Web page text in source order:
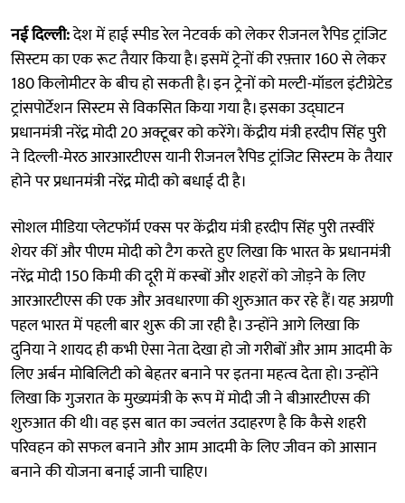
नई दिल्ली:देश में हाई स्पीड रेल नेटवर्क को लेकर रीजनल रैपिड ट्रांजिट
सिस्टम का एक रूट तैयार किया है। इसमें ट्रेनों की रफ़्तार 160 से लेकर
180 किलोमीटर के बीच हो सकती है। इन ट्रेनों को मल्टी-मॉडल इंटीग्रेटेड
ट्रांसपोर्टेशन सिस्टम से विकसित किया गया है। इसका उद्घाटन
प्रधानमंत्री नरेंद्र मोदी 20 अक्टूबर को करेंगे। केंद्रीय मंत्री हरदीप सिंह पुरी
ने दिल्ली-मेरठ आरआरटीएस यानी रीजनल रैपिड ट्रांजिट सिस्टम के तैयार
होने पर प्रधानमंत्री नरेंद्र मोदी को बधाई दी है।
सोशल मीडिया प्लेटफॉर्म एक्स पर केंद्रीय मंत्री हरदीप सिंह पुरी तस्वीरें
शेयर कीं और पीएम मोदी को टैग करते हुए लिखा कि भारत के प्रधानमंत्री
नरेंद्र मोदी 150 किमी की दूरी में कस्बों और शहरों को जोड़ने के लिए
आरआरटीएस की एक और अवधारणा की शुरुआत कर रहे हैं। यह अग्रणी
पहल भारत में पहली बार शुरू की जा रही है। उन्होंने आगे लिखा कि
दुनिया ने शायद ही कभी ऐसा नेता देखा हो जो गरीबों और आम आदमी के
लिए अर्बन मोबिलिटी को बेहतर बनाने पर इतना महत्व देता हो। उन्होंने
लिखा कि गुजरात के मुख्यमंत्री के रूप में मोदी जी ने बीआरटीएस की
शुरुआत की थी। वह इस बात का ज्वलंत उदाहरण है कि कैसे शहरी
परिवहन को सफल बनाने और आम आदमी के लिए जीवन को आसान
बनाने की योजना बनाई जानी चाहिए।